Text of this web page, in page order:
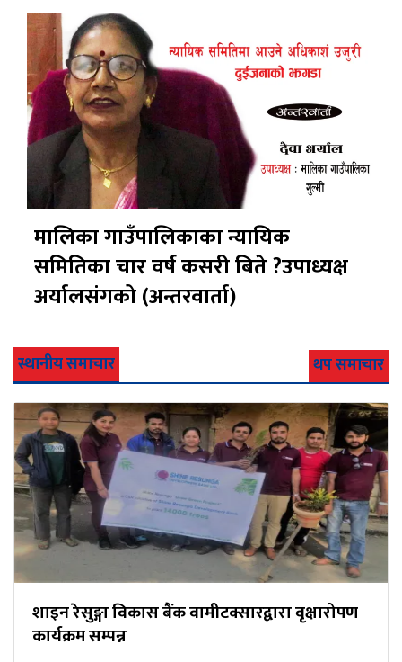
मालिका गाउँपालिकाका न्यायिक
समितिका चार वर्ष कसरी बिते ?उपाध्यक्ष
अर्यालसंंगको (अन्तरवार्ता)
स्थानीय समाचार थप समाचार
शाइन रेसुङ्गा विकास बैंक वामीटक्सारद्वारा वृक्षारोपण
कार्यक्रम सम्पन्न